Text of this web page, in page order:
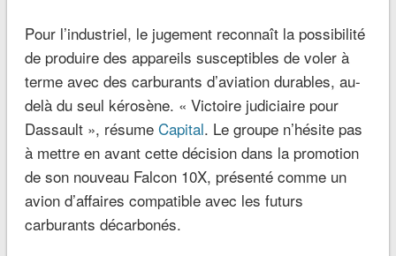
Pour l’industriel, le jugement reconnaît la possibilité
de produire des appareils susceptibles de voler à
terme avec des carburants d’aviation durables, au-
delà du seul kérosène. « Victoire judiciaire pour
Dassault », résume Capital. Le groupe n’hésite pas
à mettre en avant cette décision dans la promotion
de son nouveau Falcon 10X, présenté comme un
avion d’affaires compatible avec les futurs
carburants décarbonés.